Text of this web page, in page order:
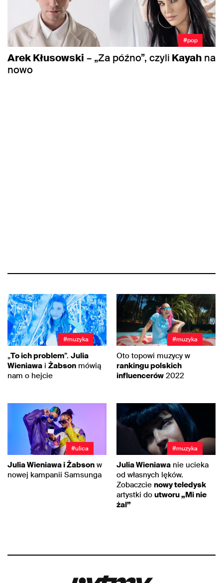
#pop
Arek Kłusowski – „Za późno”, czyli Kayah na
nowo
#muzyka
„To ich problem”. Julia
Wieniawa i Żabson mówią
nam o hejcie
#muzyka
Oto topowi muzycy w
rankingu polskich
influencerów 2022
#ulica
Julia Wieniawa i Żabson w
nowej kampanii Samsunga
#muzyka
Julia Wieniawa nie ucieka
od własnych lęków.
Zobaczcie nowy teledysk
artystki do utworu „Mi nie
żal”